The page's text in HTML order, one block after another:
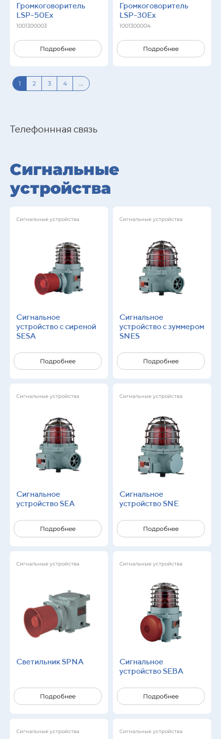
Громкоговоритель
LSP-50Ex
1001300003
Подробнее
Громкоговоритель
LSP-30Ex
1001300004
Подробнее
1 2 3 4 ...
Телефоннная связь
Сигнальные
устройства
Сигнальные устройства
Сигнальное
устройство с сиреной
SESA
Подробнее
Сигнальные устройства
Сигнальное
устройство с зуммером
SNES
Подробнее
Сигнальные устройства
Сигнальное
устройство SEA
Подробнее
Сигнальные устройства
Сигнальное
устройство SNE
Подробнее
Сигнальные устройства
Светильник SPNA
Подробнее
Сигнальные устройства
Сигнальное
устройство SEBA
Подробнее
Сигнальные устройства Сигнальные устройства